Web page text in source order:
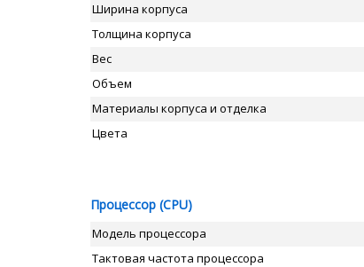
Ширина корпуса
Толщина корпуса
Вес
Объем
Материалы корпуса и отделка
Цвета
Процессор (CPU)
Модель процессора
Тактовая частота процессора